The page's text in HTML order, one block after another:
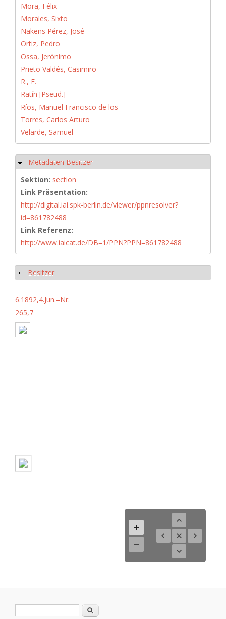
Mora, Félix
Morales, Sixto
Nakens Pérez, José
Ortiz, Pedro
Ossa, Jerónimo
Prieto Valdés, Casimiro
R., E.
Ratín [Pseud.]
Ríos, Manuel Francisco de los
Torres, Carlos Arturo
Velarde, Samuel
Ausblenden
Metadaten Besitzer
Sektion: section
Link Präsentation:
http://digital.iai.spk-berlin.de/viewer/ppnresolver?
id=861782488
Link Referenz:
http://www.iaicat.de/DB=1/PPN?PPN=861782488
Anzeigen
Besitzer
6.1892,4.Jun.=Nr.
265,7
Suche